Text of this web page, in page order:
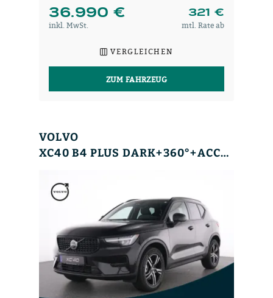
36.990 € 321 €
inkl. MwSt. mtl. Rate ab
VERGLEICHEN
ZUM FAHRZEUG
VOLVO
XC40 B4 PLUS DARK+360°+ACC+HK+MEMORY